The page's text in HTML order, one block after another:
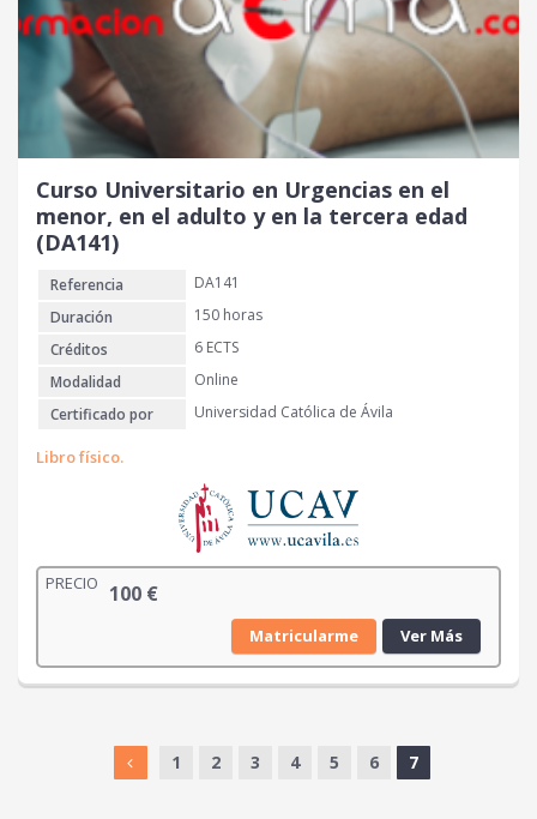
Curso Universitario en Urgencias en el
menor, en el adulto y en la tercera edad
(DA141)
Referencia
DA141
Duración
150 horas
Créditos
6 ECTS
Modalidad
Online
Certificado por
Universidad Católica de Ávila
Libro físico.
PRECIO 100 €
Matricularme Ver Más
1 2 3 4 5 6 7